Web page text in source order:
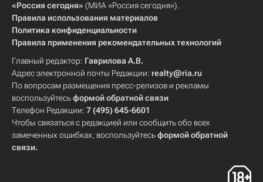
«Россия сегодня» (МИА «Россия сегодня»).
Правила использования материалов
Политика конфиденциальности
Правила применения рекомендательных технологий
Главный редактор: Гаврилова А.В.
Адрес электронной почты Редакции: realty@ria.ru
По вопросам размещения пресс-релизов и рекламы
воспользуйтесьформой обратной связи
Телефон Редакции: 7 (495) 645-6601
Чтобы связаться с редакцией или сообщить обо всех
замеченных ошибках, воспользуйтесьформой обратной
связи.